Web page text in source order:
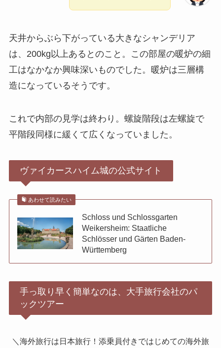
天井からぶら下がっている大きなシャンデリア
は、200kg以上あるとのこと。この部屋の暖炉の細
工はなかなか興味深いものでした。暖炉は三層構
造になっているそうです。
これで内部の見学は終わり。螺旋階段は左螺旋で
平階段同様に緩くて広くなっていました。
ヴァイカースハイム城の公式サイト
あわせて読みたい
Schloss und Schlossgarten
Weikersheim: Staatliche
Schlösser und Gärten Baden-
Württemberg
手っ取り早く簡単なのは、大手旅行会社のパ
ックツアー
＼海外旅行は日本旅行！添乗員付きではじめての海外旅